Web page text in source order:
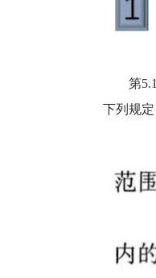
第
下列规